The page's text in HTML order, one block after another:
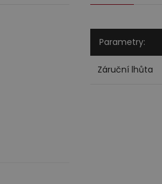
Parametry:
Záruční lhůta